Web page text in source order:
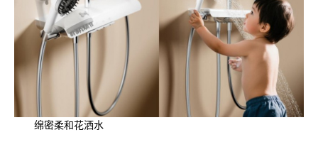
绵密柔和花洒水